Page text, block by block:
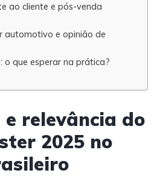
ao cliente e pós-venda
automotivo e opinião de
o que esperar na prática?
relevância do
2025 no